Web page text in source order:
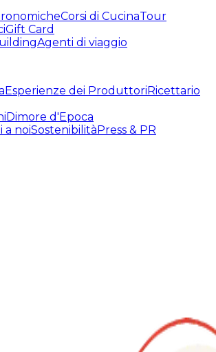
Corsi di CucinaTour
Gift Card
Agenti di viaggio
Esperienze dei ProduttoriRicettario
Dimore d'Epoca
a noiSostenibilitàPress & PR
indimenticabili: Esperienze